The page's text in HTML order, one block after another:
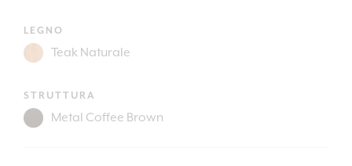
LEGNO
STRUTTURA